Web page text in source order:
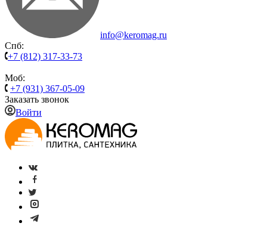
info@keromag.ru
Спб:
+7 (812) 317-33-73
Моб:
+7 (931) 367-05-09
Заказать звонок
Войти